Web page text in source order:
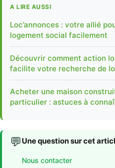
A LIRE AUSSI
Loc’annonces : votre allié
logement social facilement
Découvrir comment action
facilite votre recherche de
Acheter une maison
particulier : astuces à
💬 Une question sur cet
Nous contacter